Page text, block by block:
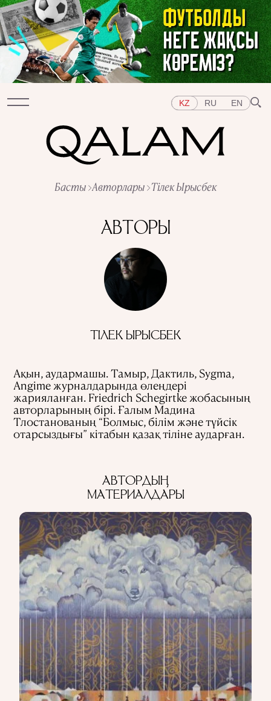
KZ RU EN
АРНАЙЫ ЖОБАЛАР
ОРТАЛЫҚ АЗИЯ
ТАРИХ ДӘМІ
КСРО-ДАҒЫ ҚУҒЫН-СҮРГІН
ЭЛЕМЕНТТЕР
МАМАНДЫҚТАР
QALAM ЖОБАСЫ ТУРАЛЫ
QALAM-ДАҒЫ ЖАРНАМА
БІЗДІҢ АВТОРЛАР
Басты Авторлары Тілек Ырысбек
АВТОРЫ
ТІЛЕК ЫРЫСБЕК
Ақын, аудармашы. Тамыр, Дактиль, Sygma,
Angime журналдарында өлеңдері
жарияланған. Friedrich Schegirtke жобасының
авторларының бірі. Ғалым Мадина
Тлостанованың “Болмыс, білім және түйсік
отарсыздығы” кітабын қазақ тіліне аударған.
АВТОРДЫҢ
МАТЕРИАЛДАРЫ